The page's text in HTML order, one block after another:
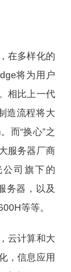
在多样化的
将为用户
相比上一代
造流程将大
而“换心”之
服务器厂商
司旗下的
务器，以及
等等。
云计算和大
，信息应用